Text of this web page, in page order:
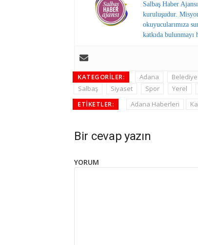
Salbaş Haber
kuruluşudur.
okuyucularımıza
katkıda bulunmayı
KATEGORILER: Adana Belediye
Salbaş
Siyaset Spor Yerel
ETIKETLER:
Adana Haberleri
Bir cevap yazın
YORUM